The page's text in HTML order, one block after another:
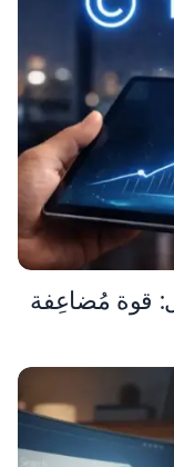
قوة مُضاعِفة